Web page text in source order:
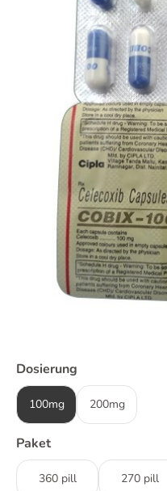
Dosierung
100mg 200mg
Paket
360 pill 270 pill